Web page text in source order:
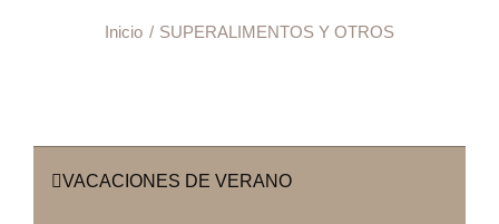
Inicio SUPERALIMENTOS Y OTROS
VACACIONES DE VERANO